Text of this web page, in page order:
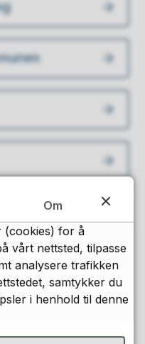
gatelys
etter?
Nei
Om
(cookies) for å
vårt nettsted, tilpasse
analysere trafikken
samtykker du
i henhold til denne